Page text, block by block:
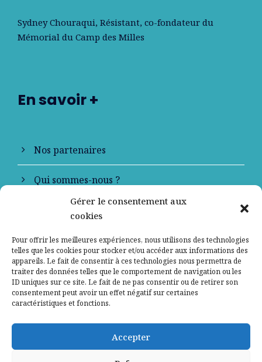
Gérer le consentement aux
cookies
Pour offrir les meilleures expériences, nous utilisons des technologies
telles que les cookies pour stocker et/ou accéder aux informations des
appareils. Le fait de consentir à ces technologies nous permettra de
traiter des données telles que le comportement de navigation ou les
ID uniques sur ce site. Le fait de ne pas consentir ou de retirer son
consentement peut avoir un effet négatif sur certaines
caractéristiques et fonctions.
Accepter
Sydney Chouraqui, Résistant, co-fondateur du
Mémorial du Camp des Milles
En savoir +
Nos partenaires
Qui sommes-nous ?
Contactez-nous
Mentions légales
Politique de confidentialité